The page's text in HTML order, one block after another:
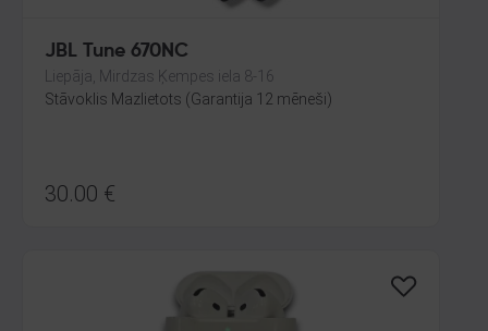
JBL Tune 670NC
Liepāja, Mirdzas Ķempes iela 8-16
Stāvoklis Mazlietots (Garantija 12 mēneši)
30.00 €